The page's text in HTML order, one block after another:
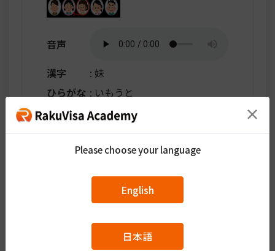
音声
漢字
: 妹
ひらがな : いもうと
年下の女のきょうだい
翻訳する
×
Please choose your language
English
日本語